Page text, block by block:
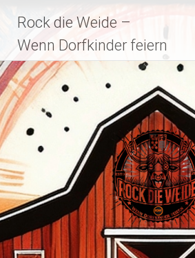
Inhalt
springen
Rock die Weide –
Wenn Dorfkinder feiern